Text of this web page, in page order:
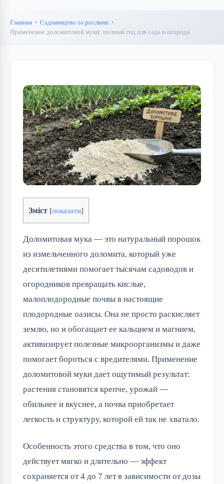
Главная
Садівництво та рослини
Применение доломитовой муки: полный гид для сада и огорода
Зміст [показати]
Доломитовая мука — это натуральный порошок
из измельченного доломита, который уже
десятилетиями помогает тысячам садоводов и
огородников превращать кислые,
малоплодородные почвы в настоящие
плодородные оазисы. Она не просто раскисляет
землю, но и обогащает ее кальцием и магнием,
активизирует полезные микроорганизмы и даже
помогает бороться с вредителями. Применение
доломитовой муки дает ощутимый результат:
растения становятся крепче, урожай —
обильнее и вкуснее, а почва приобретает
легкость и структуру, которой ей так не хватало.
Особенность этого средства в том, что оно
действует мягко и длительно — эффект
сохраняется от 4 до 7 лет в зависимости от дозы